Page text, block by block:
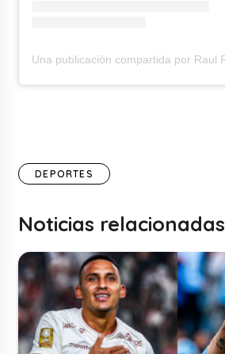
DEPORTES
Noticias relacionadas